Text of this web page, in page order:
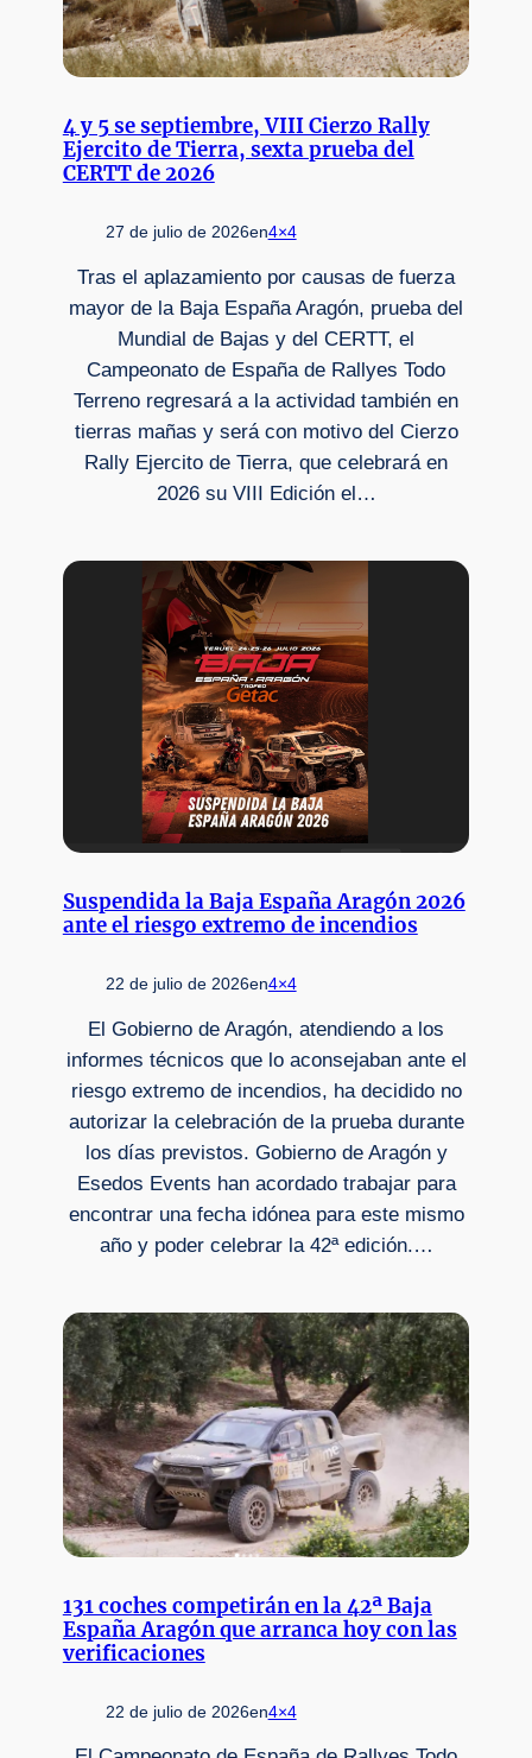
4 y 5 se septiembre, VIII Cierzo Rally
Ejercito de Tierra, sexta prueba del
CERTT de 2026
27 de julio de 2026en4×4
Tras el aplazamiento por causas de fuerza
mayor de la Baja España Aragón, prueba del
Mundial de Bajas y del CERTT, el
Campeonato de España de Rallyes Todo
Terreno regresará a la actividad también en
tierras mañas y será con motivo del Cierzo
Rally Ejercito de Tierra, que celebrará en
2026 su VIII Edición el…
Suspendida la Baja España Aragón 2026
ante el riesgo extremo de incendios
22 de julio de 2026en4×4
El Gobierno de Aragón, atendiendo a los
informes técnicos que lo aconsejaban ante el
riesgo extremo de incendios, ha decidido no
autorizar la celebración de la prueba durante
los días previstos. Gobierno de Aragón y
Esedos Events han acordado trabajar para
encontrar una fecha idónea para este mismo
año y poder celebrar la 42ª edición.…
131 coches competirán en la 42ª Baja
España Aragón que arranca hoy con las
verificaciones
22 de julio de 2026en4×4